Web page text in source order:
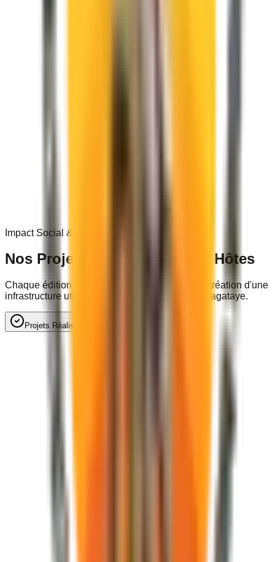
Impact Social & Communautaire
Nos Projets dans les Villages Hôtes
Chaque édition du festival finance en retour la création d'une
infrastructure utile aux populations locales du Bagataye.
Projets Réalisés